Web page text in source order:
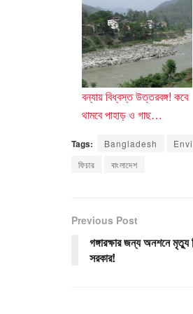
বন্যায় বিধ্বস্ত উত্তরবঙ্গ! কবে
থামবে পাহাড় ও গাছ…
Tags: Bangladesh
ফিচার
বাংলাদেশ
Previous Post
গঙ্গারক্ষার জন্য অনশনে মৃত্যু
সরকার!